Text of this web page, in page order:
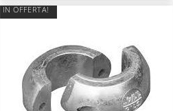
IN OFFERTA!